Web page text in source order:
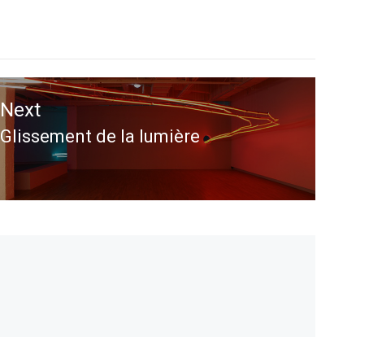
Next
Next
post:
Glissement de la lumière